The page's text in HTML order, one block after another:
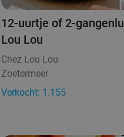
12-uurtje of 2-
Lou Lou
Chez Lou Lou
Zoetermeer
Verkocht: 1.155